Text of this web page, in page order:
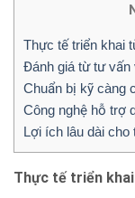
Thực tế triển khai
Đánh giá từ tư vấn
Chuẩn bị kỹ càng
Công nghệ hỗ trợ
Lợi ích lâu dài cho
Thực tế triển